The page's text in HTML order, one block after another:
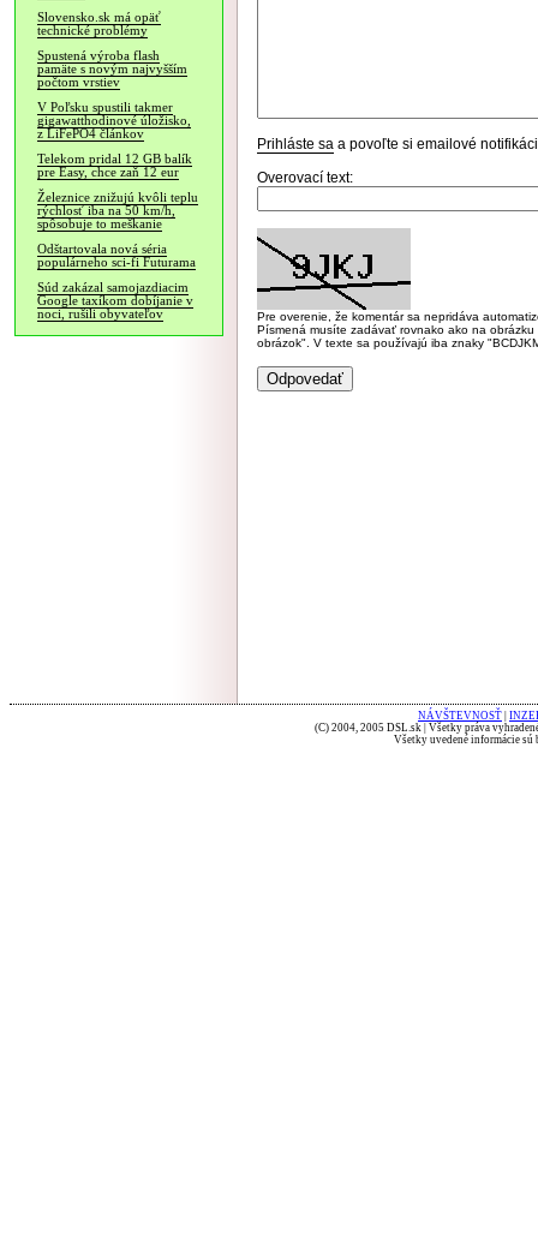
Slovensko.sk má opäť
technické problémy
Spustená výroba flash
pamäte s novým najvyšším
počtom vrstiev
V Poľsku spustili takmer
gigawatthodinové úložisko,
z LiFePO4 článkov
Telekom pridal 12 GB balík
pre Easy, chce zaň 12 eur
Železnice znižujú kvôli teplu
rýchlosť iba na 50 km/h,
spôsobuje to meškanie
Odštartovala nová séria
populárneho sci-fi Futurama
Súd zakázal samojazdiacim
Google taxíkom dobíjanie v
noci, rušili obyvateľov
Prihláste sa a povoľte si emailové
Overovací text:
Pre overenie, že komentár sa nepridáva
Písmená musíte zadávať rovnako ako na
obrázok". V texte sa používajú iba znaky
NÁVŠTEVNOSŤ
(C) 2004, 2005 DSL.sk | Všetky práva
Všetky uvedené informácie sú